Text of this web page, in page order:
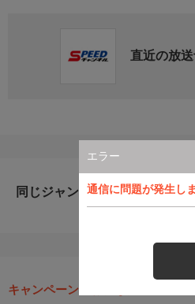
エラー
通信に問題が発生し
直近の放
同じジャンルのおすすめ番組
キャンペーン・お得な情報